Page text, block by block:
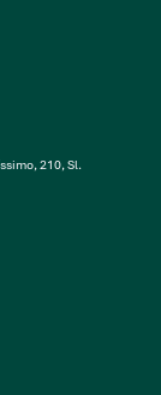
210, Sl.